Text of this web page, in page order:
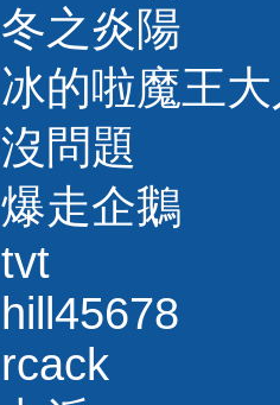
冬之炎陽
冰的啦魔王
沒問題
爆走企鵝
tvt
hill45678
rcack